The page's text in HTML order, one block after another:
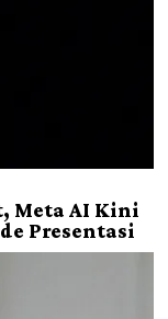
Meta AI Kini
Presentasi